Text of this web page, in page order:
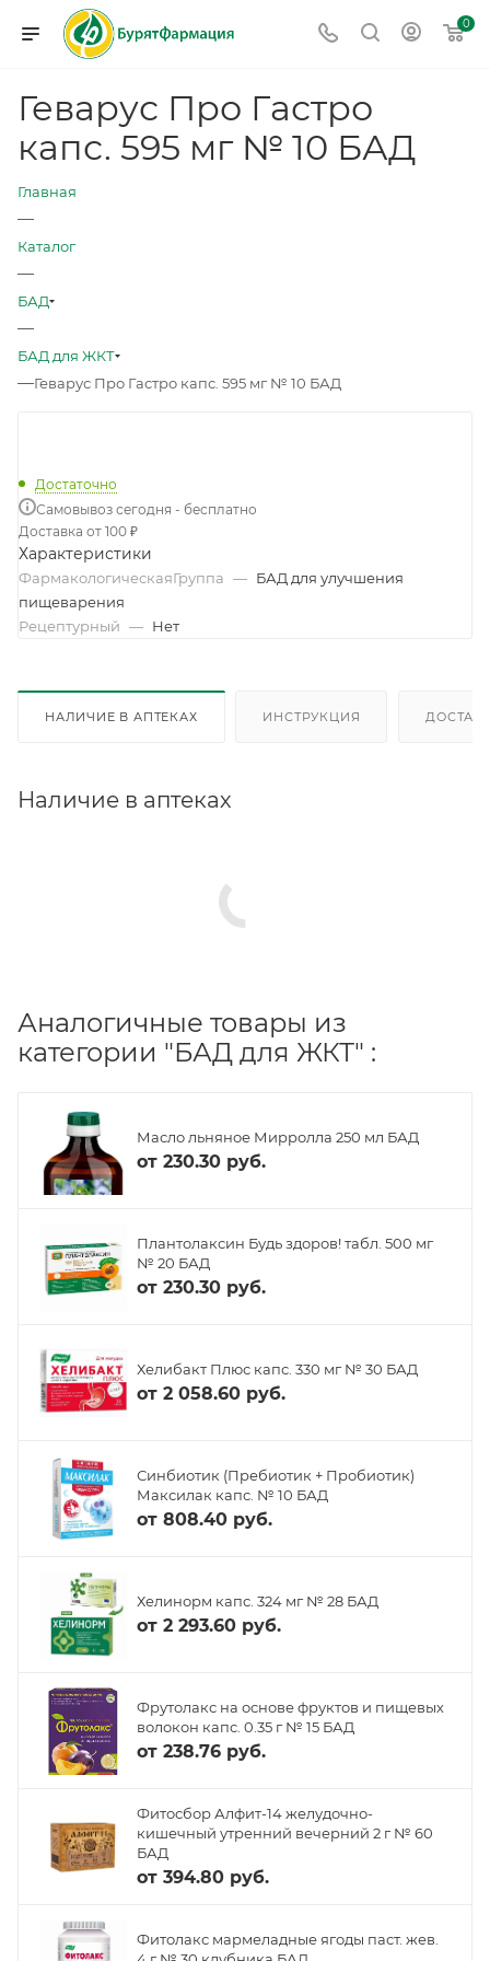
0
Геварус Про Гастро
капс. 595 мг № 10 БАД
Главная
—
Каталог
—
БАД
—
БАД для ЖКТ
—Геварус Про Гастро капс. 595 мг № 10 БАД
Достаточно
Самовывоз сегодня - бесплатно
Доставка от 100 ₽
Характеристики
ФармакологическаяГруппа — БАД для улучшения
пищеварения
Рецептурный — Нет
НАЛИЧИЕ В АПТЕКАХ ИНСТРУКЦИЯ
Наличие в аптеках
Аналогичные товары из
категории "БАД для ЖКТ" :
Масло льняное Мирролла 250 мл БАД
от 230.30 руб.
Плантолаксин Будь здоров! табл. 500 мг
№ 20 БАД
от 230.30 руб.
Хелибакт Плюс капс. 330 мг № 30 БАД
от 2 058.60 руб.
Синбиотик (Пребиотик + Пробиотик)
Максилак капс. № 10 БАД
от 808.40 руб.
Хелинорм капс. 324 мг № 28 БАД
от 2 293.60 руб.
Фрутолакс на основе фруктов и пищевых
волокон капс. 0.35 г № 15 БАД
от 238.76 руб.
Фитосбор Алфит-14 желудочно-
кишечный утренний вечерний 2 г № 60
БАД
от 394.80 руб.
Фитолакс мармеладные ягоды паст. жев.